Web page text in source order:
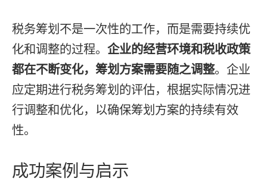
税务筹划不是一次性的工作，而是需要持续优
化和调整的过程。企业的经营环境和税收政策
都在不断变化，筹划方案需要随之调整。企业
应定期进行税务筹划的评估，根据实际情况进
行调整和优化，以确保筹划方案的持续有效
性。
成功案例与启示